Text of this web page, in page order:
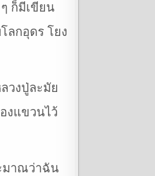
ก็มีเขียน
ลกอุดร โยง
วงปู่ละมัย
งแขวนไว้
มาณว่าฉัน